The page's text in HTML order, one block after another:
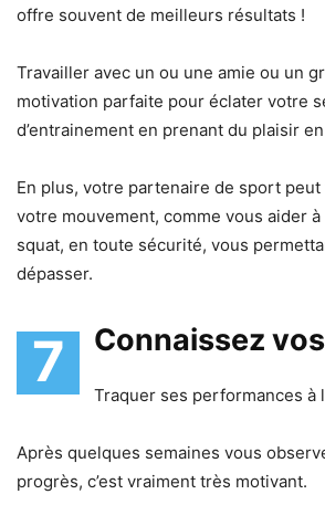
offre souvent de meilleurs résultats !
Travailler avec un ou une amie ou un
motivation parfaite pour éclater votre
d’entrainement en prenant du plaisir
En plus, votre partenaire de sport
votre mouvement, comme vous aider à
squat, en toute sécurité, vous
dépasser.
7 Connaissez
Traquer ses performances à
Après quelques semaines vous
progrès, c’est vraiment très motivant.